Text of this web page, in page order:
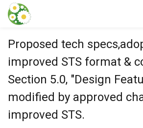
本文に飛ぶ
Proposed tech
improved STS format &
Section 5.0, "Design
modified by approved
improved STS.